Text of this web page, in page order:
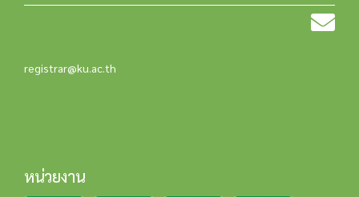
registrar@ku.ac.th
หน่วยงาน